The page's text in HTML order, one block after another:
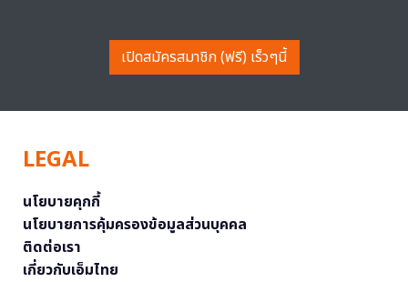
เปิดสมัครสมาชิก (ฟรี) เร็วๆนี้
LEGAL
นโยบายคุกกี้
นโยบายการคุ้มครองข้อมูลส่วนบุคคล
ติดต่อเรา
เกี่ยวกับเอ็มไทย